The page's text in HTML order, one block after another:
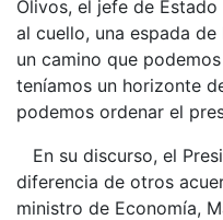
Olivos, el jefe de Estado
al cuello, una espada
un camino que
teníamos un horizonte
podemos ordenar el
En su discurso, el
diferencia de otros
ministro de Economía,